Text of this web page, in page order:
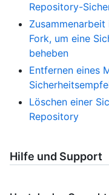
Repository-
Fork, um eine
beheben
Entfernen eines
Löschen einer
Repository
Hilfe und Support